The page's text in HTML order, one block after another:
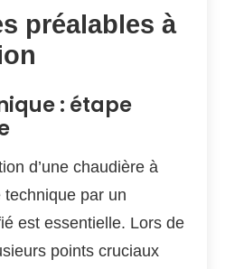
préalables à
: étape
d’une chaudière à
par un
est essentielle. Lors de
points cruciaux